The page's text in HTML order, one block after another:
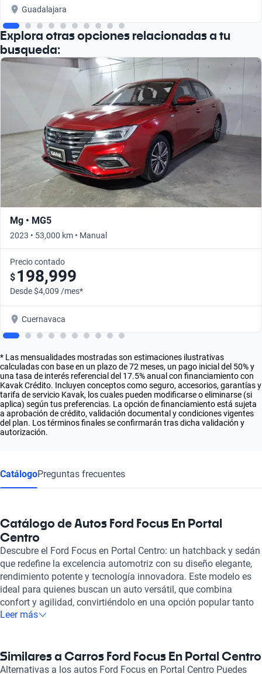
Guadalajara
Explora otras opciones relacionadas a tu
busqueda:
Mg • MG5
2023 • 53,000 km • Manual
Precio contado
$ 198,999
Desde $4,009 /mes*
Cuernavaca
* Las mensualidades mostradas son estimaciones ilustrativas
calculadas con base en un plazo de 72 meses, un pago inicial del 50% y
una tasa de interés referencial del 17.5% anual con financiamiento con
Kavak Crédito. Incluyen conceptos como seguro, accesorios, garantías y
tarifa de servicio Kavak, los cuales pueden modificarse o eliminarse (si
aplica) según tus preferencias. La opción de financiamiento está sujeta
a aprobación de crédito, validación documental y condiciones vigentes
del plan. Los términos finales se confirmarán tras dicha validación y
autorización.
CatálogoPreguntas frecuentes
Catálogo de Autos Ford Focus En Portal
Centro
Descubre el Ford Focus en Portal Centro: un hatchback y sedán
que redefine la excelencia automotriz con su diseño elegante,
rendimiento potente y tecnología innovadora. Este modelo es
ideal para quienes buscan un auto versátil, que combina
confort y agilidad, convirtiéndolo en una opción popular tanto
para la ciudad como para viajes largos. Con motorizaciones
fuerza, proporcionando una experiencia de manejo única que
brinda tanto dinámica como eficiencia en el consumo de
Leer más
Similares a Carros Ford Focus En Portal Centro
Alternativas a los autos Ford Focus en Portal Centro Puedes